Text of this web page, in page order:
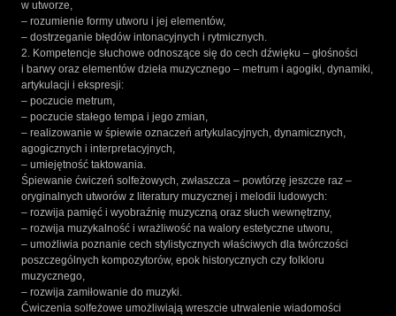
w utworze,
– rozumienie formy utworu i jej elementów,
– dostrzeganie błędów intonacyjnych i rytmicznych.
2. Kompetencje słuchowe odnoszące się do cech dźwięku – głośności
i barwy oraz elementów dzieła muzycznego – metrum i agogiki, dynamiki,
artykulacji i ekspresji:
– poczucie metrum,
– poczucie stałego tempa i jego zmian,
– realizowanie w śpiewie oznaczeń artykulacyjnych, dynamicznych,
agogicznych i interpretacyjnych,
– umiejętność taktowania.
Śpiewanie ćwiczeń solfeżowych, zwłaszcza – powtórzę jeszcze raz –
oryginalnych utworów z literatury muzycznej i melodii ludowych:
– rozwija pamięć i wyobraźnię muzyczną oraz słuch wewnętrzny,
– rozwija muzykalność i wrażliwość na walory estetyczne utworu,
– umożliwia poznanie cech stylistycznych właściwych dla twórczości
poszczególnych kompozytorów, epok historycznych czy folkloru
muzycznego,
– rozwija zamiłowanie do muzyki.
Ćwiczenia solfeżowe umożliwiają wreszcie utrwalenie wiadomości